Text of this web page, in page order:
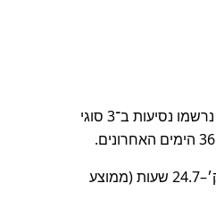
במסלול מאתונה למילוס נרשמו נסיעות ב־3 סוגי
טווחי משך כוללים: 10 דק׳–24.7 שעות (ממוצע